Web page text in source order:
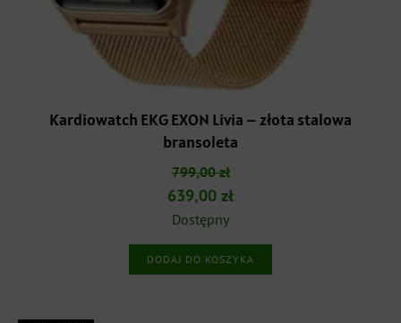
Kardiowatch EKG EXON Livia – złota stalowa
bransoleta
799,00zł
Pierwotna
cena
wynosiła:
799,00 zł.
639,00 złAktualna
wynosi:
639,00 zł.
Dostępny
DODAJ DO KOSZYKA